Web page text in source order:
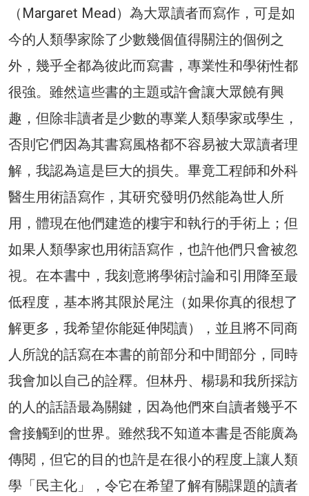
（Margaret Mead）為大眾讀者而寫作，可是如
今的人類學家除了少數幾個值得關注的個例之
外，幾乎全都為彼此而寫書，專業性和學術性都
很強。雖然這些書的主題或許會讓大眾饒有興
趣，但除非讀者是少數的專業人類學家或學生，
否則它們因為其書寫風格都不容易被大眾讀者理
解，我認為這是巨大的損失。畢竟工程師和外科
醫生用術語寫作，其研究發明仍然能為世人所
用，體現在他們建造的樓宇和執行的手術上；但
如果人類學家也用術語寫作，也許他們只會被忽
視。在本書中，我刻意將學術討論和引用降至最
低程度，基本將其限於尾注（如果你真的很想了
解更多，我希望你能延伸閱讀），並且將不同商
人所說的話寫在本書的前部分和中間部分，同時
我會加以自己的詮釋。但林丹、楊瑒和我所採訪
的人的話語最為關鍵，因為他們來自讀者幾乎不
會接觸到的世界。雖然我不知道本書是否能廣為
傳閱，但它的目的也許是在很小的程度上讓人類
學「民主化」，令它在希望了解有關課題的讀者